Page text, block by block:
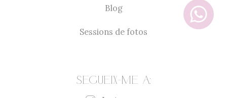
Blog
Sessions de fotos
Segueix-me a: